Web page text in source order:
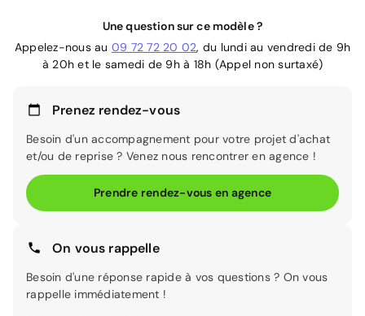
Une question sur ce modèle ?
Appelez-nous au 09 72 72 20 02, du lundi au vendredi de 9h
à 20h et le samedi de 9h à 18h (Appel non surtaxé)
Prenez rendez-vous
Besoin d'un accompagnement pour votre projet d'achat
et/ou de reprise ? Venez nous rencontrer en agence !
Prendre rendez-vous en agence
On vous rappelle
Besoin d'une réponse rapide à vos questions ? On vous
rappelle immédiatement !